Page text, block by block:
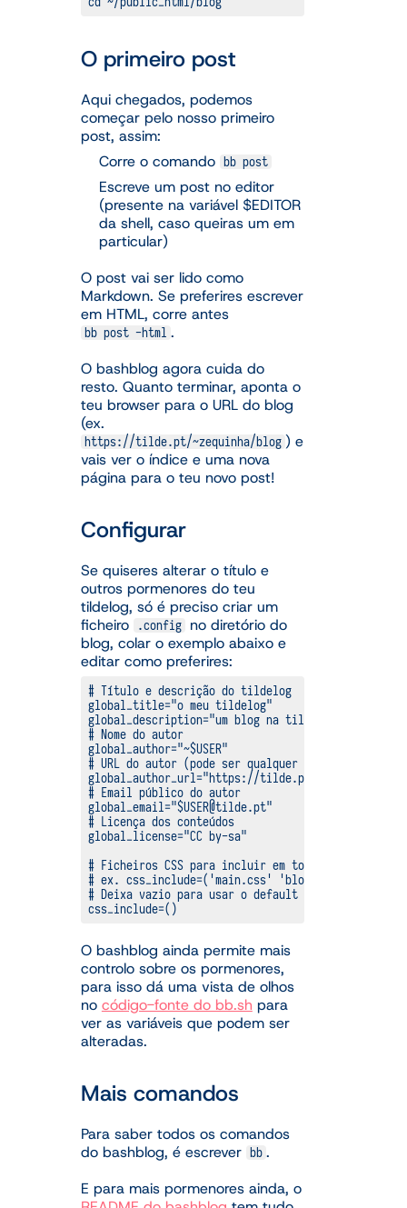
O primeiro post
Aqui chegados, podemos
começar pelo nosso primeiro
post, assim:
Corre o comando bb post
Escreve um post no editor
(presente na variável $EDITOR
da shell, caso queiras um em
particular)
O post vai ser lido como
Markdown. Se preferires escrever
em HTML, corre antes
bb post -html .
O bashblog agora cuida do
resto. Quanto terminar, aponta o
teu browser para o URL do blog
(ex.
https://tilde.pt/~zequinha/blog ) e
vais ver o índice e uma nova
página para o teu novo post!
Configurar
Se quiseres alterar o título e
outros pormenores do teu
tildelog, só é preciso criar um
ficheiro
.config
no diretório do
blog, colar o exemplo abaixo e
editar como preferires:
# Título e descrição do tildelog
global_title="o meu tildelog"
global_description="um blog na tildelândia"
# Nome do autor
global_author="~$USER"
# URL do autor (pode ser qualquer site)
global_author_url="https://tilde.pt/~$USER/"
# Email público do autor
global_email="$USER@tilde.pt"
# Licença dos conteúdos
global_license="CC by-sa"
# Ficheiros CSS para incluir em todas as páginas
# ex. css_include=('main.css' 'blog.css')
# Deixa vazio para usar o default
css_include=()
O bashblog ainda permite mais
controlo sobre os pormenores,
para isso dá uma vista de olhos
no código-fonte do bb.sh para
ver as variáveis que podem ser
alteradas.
Mais comandos
Para saber todos os comandos
do bashblog, é escrever
bb .
E para mais pormenores ainda, o